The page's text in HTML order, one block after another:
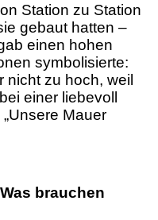
Station zu Station
gebaut hatten –
einen hohen
symbolisierte:
nicht zu hoch, weil
einer liebevoll
Mauer
brauchen